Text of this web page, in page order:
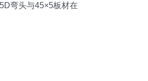
弯头与45×5板材在